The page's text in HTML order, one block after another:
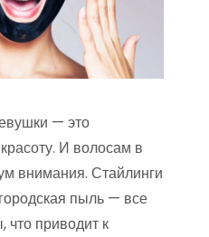
— это
И волосам в
внимания. Стайлинги
пыль — все
что приводит к